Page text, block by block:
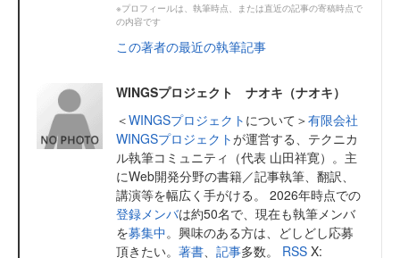
※プロフィールは、執筆時点、または直近の記事の寄稿時点で
の内容です
この著者の最近の執筆記事
WINGSプロジェクト ナオキ（ナオキ）
＜WINGSプロジェクト について＞有限会社
WINGSプロジェクトが運営する、テクニカ
ル執筆コミュニティ（代表 山田祥寛）。主
にWeb開発分野の書籍／記事執筆、翻訳、
講演等を幅広く手がける。 2026年時点での
登録メンバは約50名で、現在も執筆メンバ
を募集中。興味のある方は、どしどし応募
頂きたい。 著書 記事多数。 RSS X: